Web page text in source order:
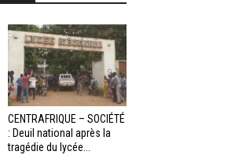
CENTRAFRIQUE – SOCIÉTÉ
: Deuil national après la
tragédie du lycée...